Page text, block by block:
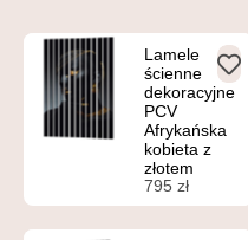
Lamele
ścienne
dekoracyjne
PCV
Afrykańska
kobieta z
złotem
795 zł